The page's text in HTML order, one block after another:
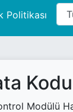
Politikası
Modülü